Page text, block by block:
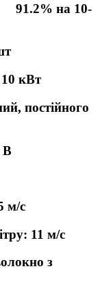
91.2% на 10-
кВт
постійного
В
м/с
11 м/с
з